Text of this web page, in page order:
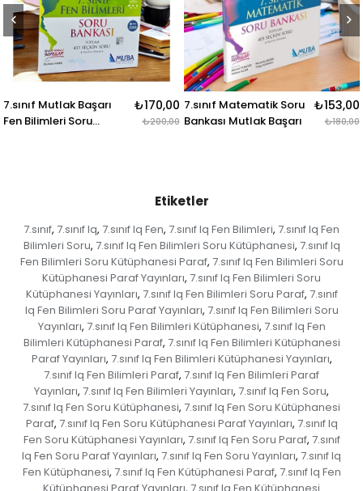
₺170,00
₺200,00
7.sınıf Matematik Soru
Bankası Mutlak Başarı
₺153,00
₺180,00
7.sınıf Türkçe
Başarı Soru
Etiketler
7.sınıf, 7.sınıf Iq, 7.sınıf Iq Fen, 7.sınıf Iq Fen Bilimleri, 7.sınıf Iq Fen
Bilimleri Soru, 7.sınıf Iq Fen Bilimleri Soru Kütüphanesi, 7.sınıf Iq
Fen Bilimleri Soru Kütüphanesi Paraf, 7.sınıf Iq Fen Bilimleri Soru
Kütüphanesi Paraf Yayınları, 7.sınıf Iq Fen Bilimleri Soru
Kütüphanesi Yayınları, 7.sınıf Iq Fen Bilimleri Soru Paraf, 7.sınıf
Iq Fen Bilimleri Soru Paraf Yayınları, 7.sınıf Iq Fen Bilimleri Soru
Yayınları, 7.sınıf Iq Fen Bilimleri Kütüphanesi, 7.sınıf Iq Fen
Bilimleri Kütüphanesi Paraf, 7.sınıf Iq Fen Bilimleri Kütüphanesi
Paraf Yayınları, 7.sınıf Iq Fen Bilimleri Kütüphanesi Yayınları,
7.sınıf Iq Fen Bilimleri Paraf, 7.sınıf Iq Fen Bilimleri Paraf
Yayınları, 7.sınıf Iq Fen Bilimleri Yayınları, 7.sınıf Iq Fen Soru,
7.sınıf Iq Fen Soru Kütüphanesi, 7.sınıf Iq Fen Soru Kütüphanesi
Paraf, 7.sınıf Iq Fen Soru Kütüphanesi Paraf Yayınları, 7.sınıf Iq
Fen Soru Kütüphanesi Yayınları, 7.sınıf Iq Fen Soru Paraf, 7.sınıf
Iq Fen Soru Paraf Yayınları, 7.sınıf Iq Fen Soru Yayınları, 7.sınıf Iq
Fen Kütüphanesi, 7.sınıf Iq Fen Kütüphanesi Paraf, 7.sınıf Iq Fen
Kütüphanesi Paraf Yayınları, 7.sınıf Iq Fen Kütüphanesi